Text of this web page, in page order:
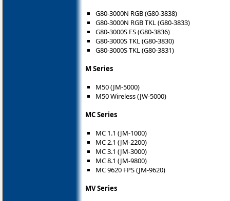
G80-3000N RGB (G80-3838)
G80-3000N RGB TKL (G80-3833)
G80-3000S FS (G80-3836)
G80-3000S TKL (G80-3830)
G80-3000S TKL (G80-3831)
M Series
M50 (JM-5000)
M50 Wireless (JW-5000)
MC Series
MC 1.1 (JM-1000)
MC 2.1 (JM-2200)
MC 3.1 (JM-3000)
MC 8.1 (JM-9800)
MC 9620 FPS (JM-9620)
MV Series